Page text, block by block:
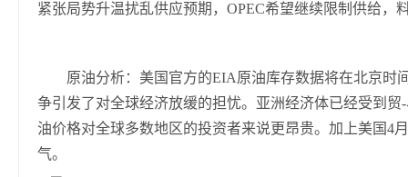
紧张局势升温扰乱供应预期，OPEC希望继续限制供给，
原油分析：美国官方的EIA原油库存数据将在北京时
争引发了对全球经济放缓的担忧。亚洲经济体已经受到
油价格对全球多数地区的投资者来说更昂贵。加上美国4
气。